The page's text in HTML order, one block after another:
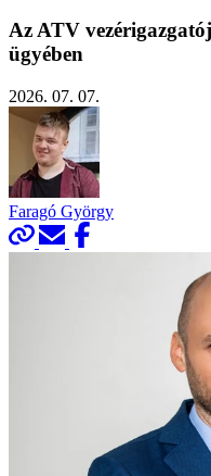
Az ATV
ügyében
2026. 07. 07.
Faragó György